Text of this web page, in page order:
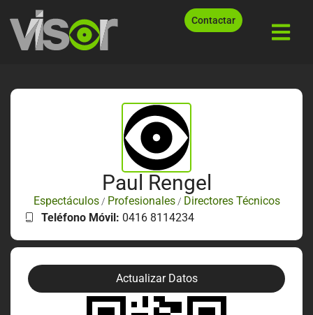
Contactar
Paul Rengel
Espectáculos/ Profesionales/ Directores Técnicos
Teléfono Móvil: 0416 8114234
Actualizar Datos